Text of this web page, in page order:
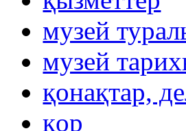
музей
музей
қонақтар,
қор